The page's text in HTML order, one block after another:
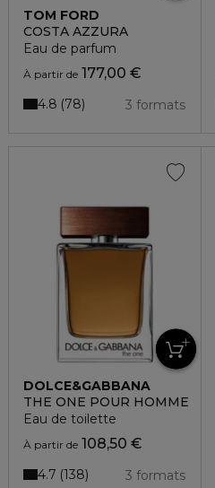
TOM FORD
COSTA AZZURA
Eau de parfum
À partir de 177,00 €
3 formats
4.8 78
DOLCE&GABBANA
THE ONE POUR HOMME
Eau de toilette
À partir de 108,50 €
3 formats
4.7 138